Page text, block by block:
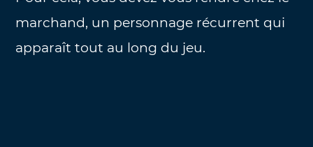
marchand, un personnage récurrent qui
apparaît tout au long du jeu.